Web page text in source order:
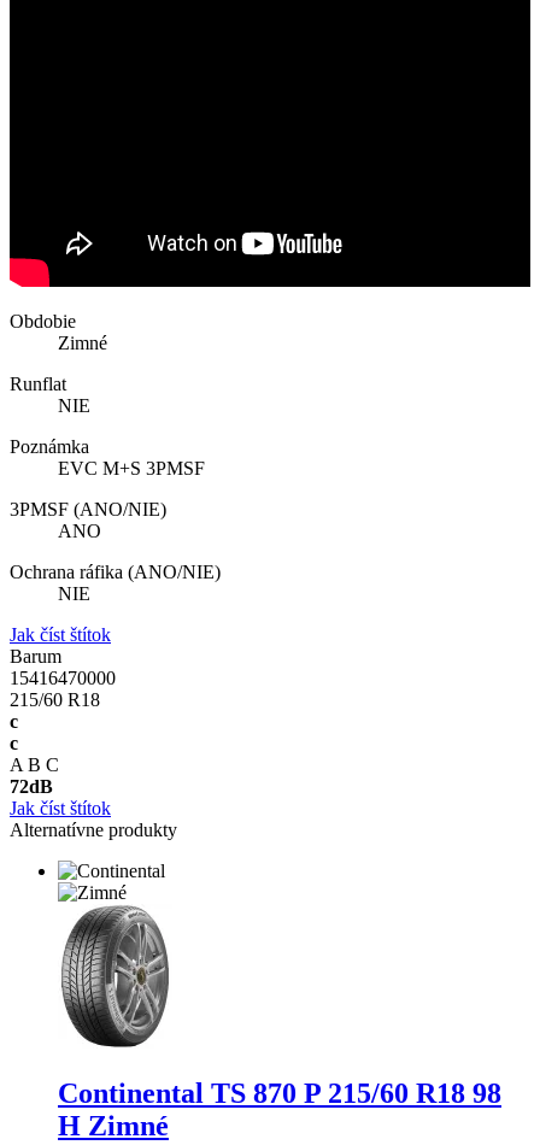
Obdobie
Zimné
Runflat
NIE
Poznámka
EVC M+S 3PMSF
3PMSF (ANO/NIE)
ANO
Ochrana ráfika (ANO/NIE)
NIE
Jak číst štítok
Barum
15416470000
215/60 R18
c
c
A B C
72dB
Jak číst štítok
Alternatívne produkty
Continental TS 870 P 215/60 R18 98
H Zimné